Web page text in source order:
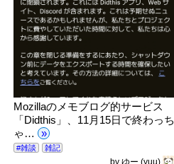
Mozillaのメモブログ的サービス
「Didthis」、11月15日で終わっち
ゃ… »
#雑談 雑記